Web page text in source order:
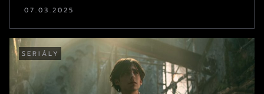
07.03.2025
SERIÁLY